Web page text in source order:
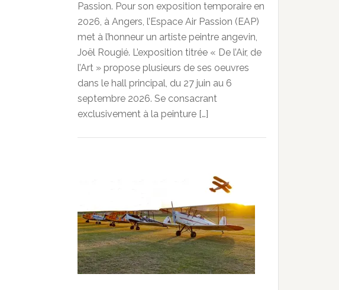
Passion. Pour son exposition temporaire en
2026, à Angers, l’Espace Air Passion (EAP)
met à l’honneur un artiste peintre angevin,
Joël Rougié. L’exposition titrée « De l’Air, de
l’Art » propose plusieurs de ses oeuvres
dans le hall principal, du 27 juin au 6
septembre 2026. Se consacrant
exclusivement à la peinture […]